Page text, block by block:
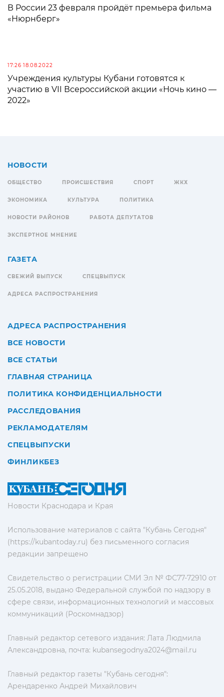
В России 23 февраля пройдёт премьера фильма
«Нюрнберг»
17:26 18.08.2022
Учреждения культуры Кубани готовятся к
участию в VII Всероссийской акции «Ночь кино —
2022»
Новости Краснодара и Края
Использование материалов с сайта "Кубань Сегодня"
(https://kubantoday.ru) без письменного согласия
редакции запрещено
Свидетельство о регистрации СМИ Эл № ФС77-72910 от
25.05.2018, выдано Федеральной службой по надзору в
сфере связи, информационных технологий и массовых
коммуникаций (Роскомнадзор)
Главный редактор сетевого издания: Лата Людмила
Александровна, почта: kubansegodnya2024@mail.ru
Главный редактор газеты "Кубань сегодня":
Арендаренко Андрей Михайлович
НОВОСТИ
ОБЩЕСТВО ПРОИСШЕСТВИЯ СПОРТ ЖКХ
ЭКОНОМИКА КУЛЬТУРА ПОЛИТИКА
НОВОСТИ РАЙОНОВ РАБОТА ДЕПУТАТОВ
ЭКСПЕРТНОЕ МНЕНИЕ
ГАЗЕТА
СВЕЖИЙ ВЫПУСК СПЕЦВЫПУСК
АДРЕСА РАСПРОСТРАНЕНИЯ
АДРЕСА РАСПРОСТРАНЕНИЯ
ВСЕ НОВОСТИ
ВСЕ СТАТЬИ
ГЛАВНАЯ СТРАНИЦА
ПОЛИТИКА КОНФИДЕНЦИАЛЬНОСТИ
РАССЛЕДОВАНИЯ
РЕКЛАМОДАТЕЛЯМ
СПЕЦВЫПУСКИ
ФИНЛИКБЕЗ